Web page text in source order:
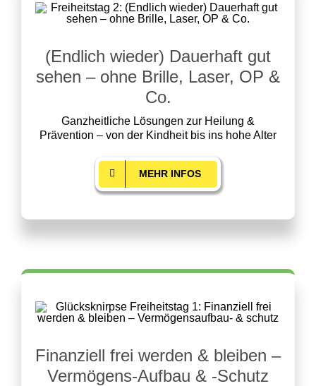
(Endlich wieder) Dauerhaft gut
sehen – ohne Brille, Laser, OP &
Co.
Ganzheitliche Lösungen zur Heilung &
Prävention – von der Kindheit bis ins hohe Alter
MEHR INFOS
Finanziell frei werden & bleiben –
Vermögens-Aufbau & -Schutz